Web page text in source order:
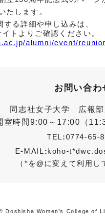
たします。
る詳細や申し込みは、
トよりご確認ください。
alumni/event/
お問い合わ
同志社女子大学 広報部
室時間9:00～17:00（
TEL:0774-65-
E-MAIL:koho-
（*を@に変えて利用し
Doshisha Women's College of